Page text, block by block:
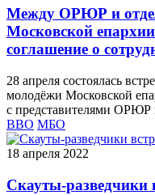
Между ОРЮР и
Московской
соглашение о
28 апреля состоялась
молодёжи Московской
с представителями ОРЮР
ВВО МБО
18 апреля 2022
Скауты-разведчики